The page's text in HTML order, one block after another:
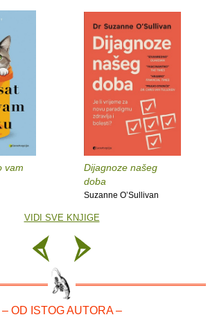
vam
Dijagnoze našeg
doba
Suzanne O’Sullivan
VIDI SVE KNJIGE
– OD ISTOG AUTORA –